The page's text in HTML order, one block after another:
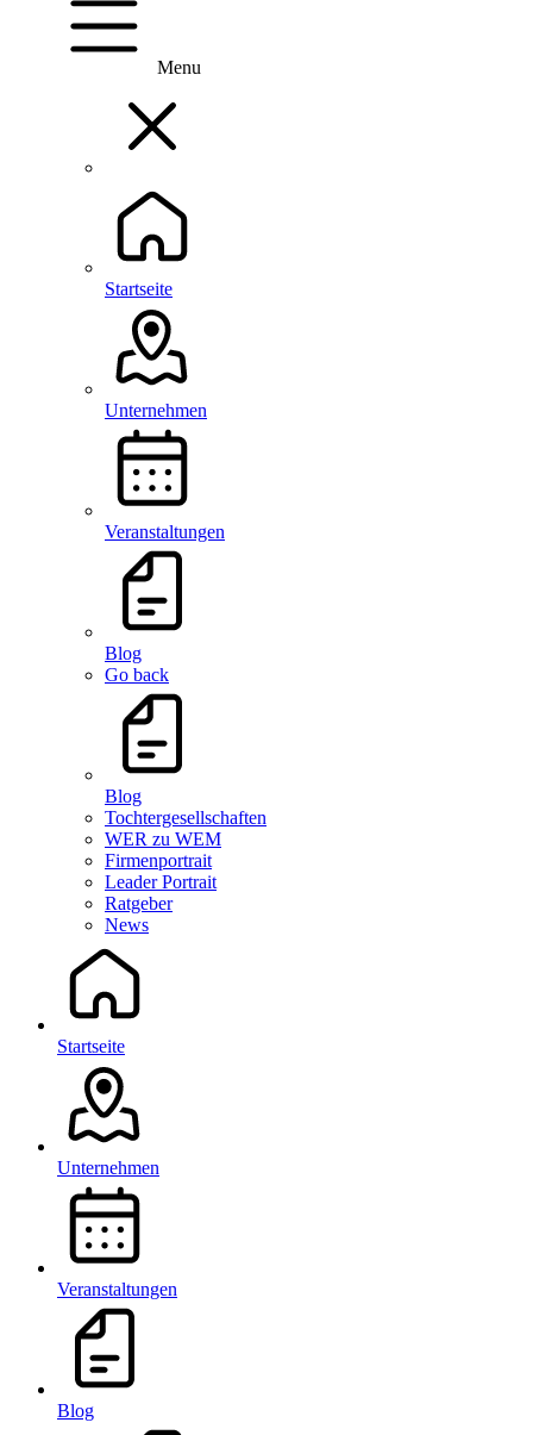
Menu
Startseite
Unternehmen
Veranstaltungen
Blog
Go back
Blog
Tochtergesellschaften
WER zu WEM
Firmenportrait
Leader Portrait
Ratgeber
News
Startseite
Unternehmen
Veranstaltungen
Blog